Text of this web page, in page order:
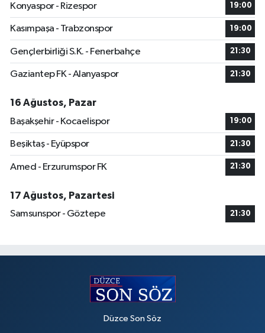
Konyaspor - Rizespor
19:00
Kasımpaşa - Trabzonspor 19:00
Gençlerbirliği S.K. - Fenerbahçe 21:30
Gaziantep FK - Alanyaspor 21:30
16 Ağustos, Pazar
Başakşehir - Kocaelispor
19:00
Beşiktaş - Eyüpspor 21:30
Amed - Erzurumspor FK 21:30
17 Ağustos, Pazartesi
Samsunspor - Göztepe
21:30
Düzce Son Söz